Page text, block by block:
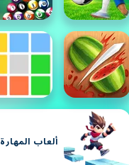
ألعاب المهارة